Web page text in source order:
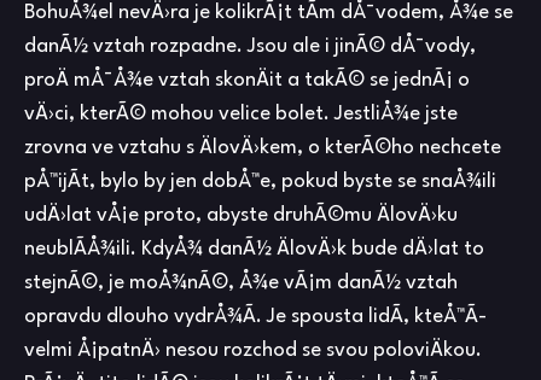
BohuÅ¾el nevÄ›ra je kolikrÃ¡t tÃ­m dÅ¯vodem, Å¾e se
danÃ½ vztah rozpadne. Jsou ale i jinÃ© dÅ¯vody,
proÄ mÅ¯Å¾e vztah skonÄit a takÃ© se jednÃ¡ o
vÄ›ci, kterÃ© mohou velice bolet. JestliÅ¾e jste
zrovna ve vztahu s ÄlovÄ›kem, o kterÃ©ho nechcete
pÅ™ijÃ­t, bylo by jen dobÅ™e, pokud byste se snaÅ¾ili
udÄ›lat vÅ¡e proto, abyste druhÃ©mu ÄlovÄ›ku
neublÃ­Å¾ili. KdyÅ¾ danÃ½ ÄlovÄ›k bude dÄ›lat to
stejnÃ©, je moÅ¾nÃ©, Å¾e vÃ¡m danÃ½ vztah
opravdu dlouho vydrÅ¾Ã­. Je spousta lidÃ­, kteÅ™Ã­
velmi Å¡patnÄ› nesou rozchod se svou poloviÄkou.